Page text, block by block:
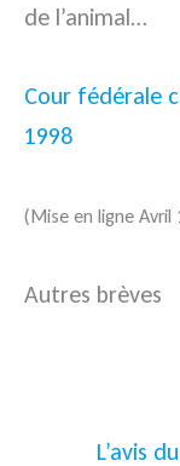
de l’animal…
Cour fédérale
1998
(Mise en ligne Avril
Autres brèves
L’avis